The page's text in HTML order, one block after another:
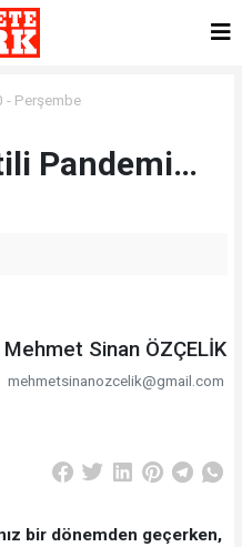
- Perşembe
Pandemi…
Mehmet Sinan ÖZÇELİK
mehmetsinanozcelik@gmail.com
bir dönemden geçerken,